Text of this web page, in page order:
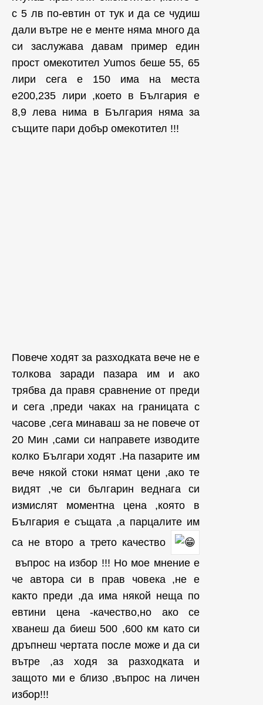
с 5 лв по-евтин от тук и да се чудиш
дали вътре не е менте няма много да
си заслужава давам пример един
прост омекотител Уumos беше 55, 65
лири сега е 150 има на места
е200,235 лири ,което в България е
8,9 лева нима в България няма за
същите пари добър омекотител !!!
Повече ходят за разходката вече не е
толкова заради пазара им и ако
трябва да правя сравнение от преди
и сега ,преди чаках на границата с
часове ,сега минаваш за не повече от
20 Мин ,сами си направете изводите
колко Българи ходят .На пазарите им
вече някой стоки нямат цени ,ако те
видят ,че си българин веднага си
измислят моментна цена ,която в
България е същата ,а парцалите им
са не второ а трето качество
въпрос на избор !!! Но мое мнение е
че автора си в прав човека ,не е
както преди ,да има някой неща по
евтини цена -качество,но ако се
хванеш да биеш 500 ,600 км като си
дръпнеш чертата после може и да си
вътре ,аз ходя за разходката и
защото ми е близо ,въпрос на личен
избор!!!